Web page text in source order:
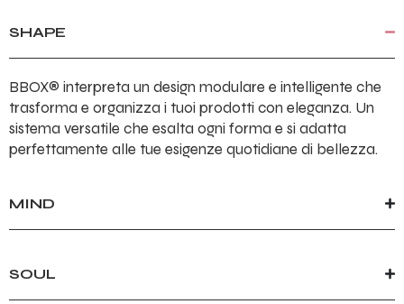
SHAPE
BBOX® interpreta un design modulare e intelligente che
trasforma e organizza i tuoi prodotti con eleganza. Un
sistema versatile che esalta ogni forma e si adatta
perfettamente alle tue esigenze quotidiane di bellezza.
MIND
SOUL